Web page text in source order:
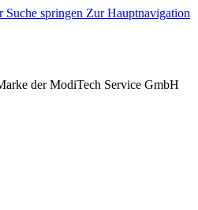
Suche springen Zur Hauptnavigation
der ModiTech Service GmbH